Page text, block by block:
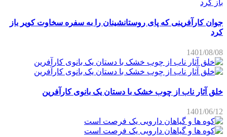
جوان کارآفرینی که پای روستانشینان را به سفره سخاوت کویر باز
کرد
1401/08/08
خلق آثار ناب از چوب خشک با دستان یک بانوی کارآفرین
1401/06/12